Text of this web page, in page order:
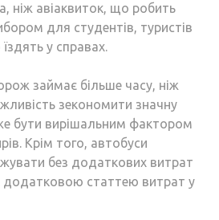
ніж авіаквиток, що робить
для студентів, туристів
у справах.
займає більше часу, ніж
зекономити значну
бути вирішальним фактором
Крім того, автобуси
без додаткових витрат
додатковою статтею витрат у